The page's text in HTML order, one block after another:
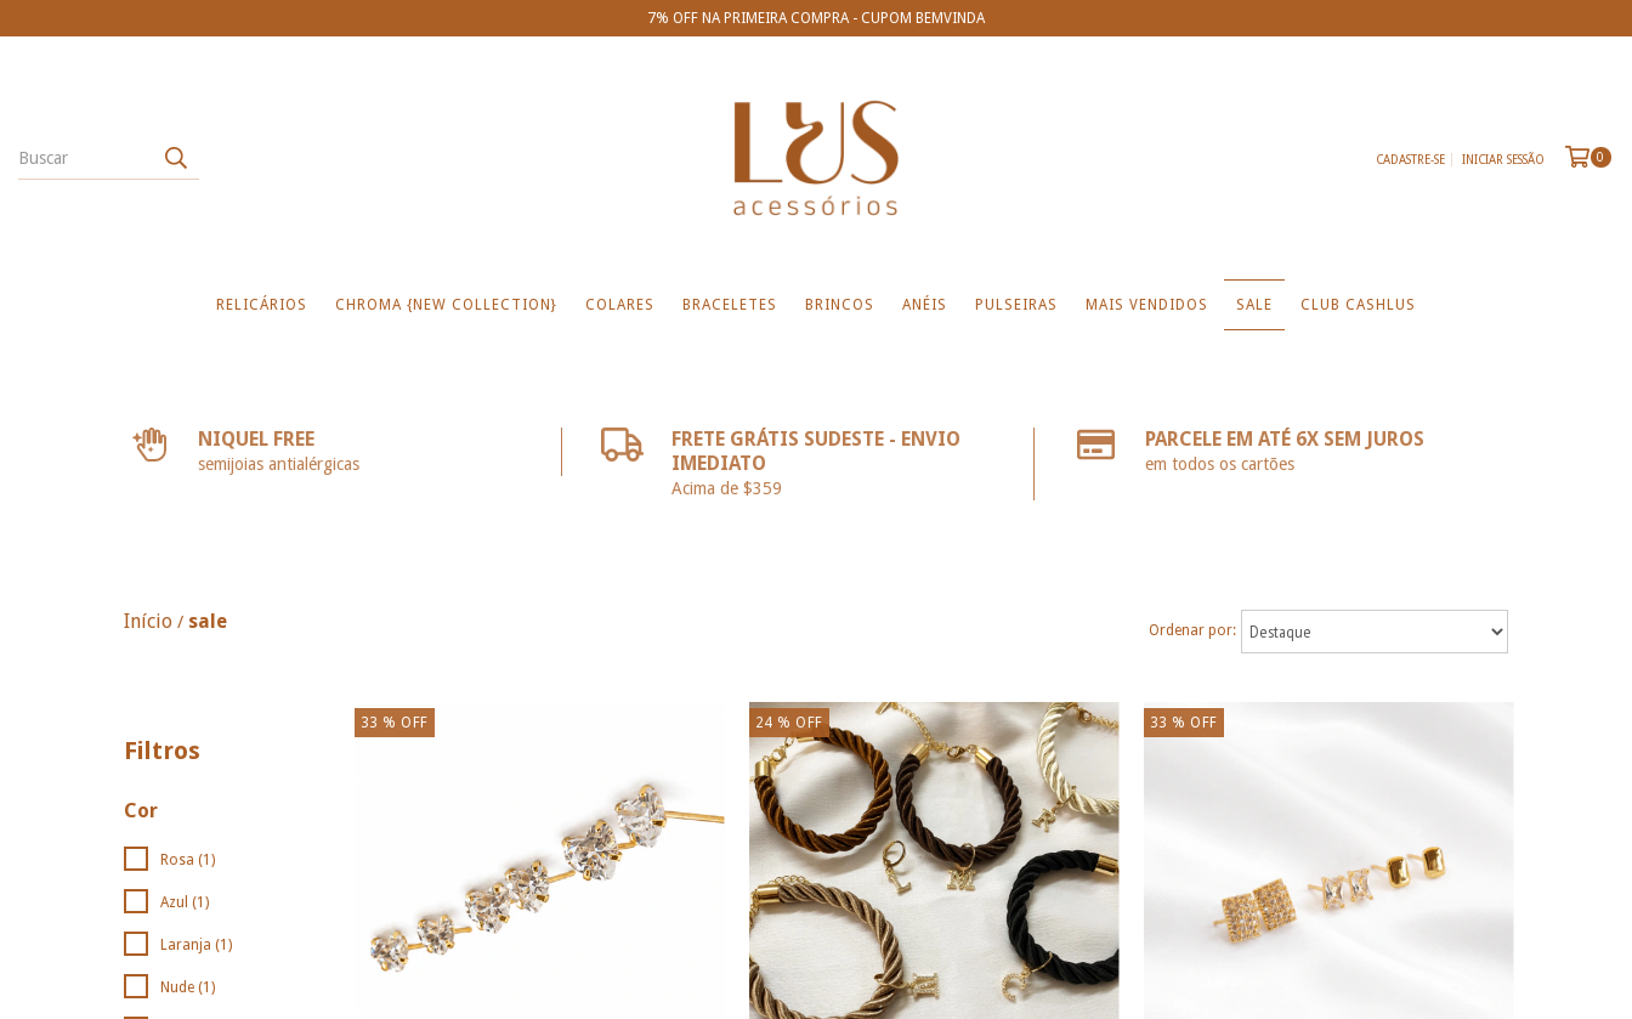
7% OFF NA PRIMEIRA COMPRA - CUPOM BEMVINDA
CADASTRE-SE INICIAR SESSÃO 0
RELICÁRIOS CHROMA {NEW COLLECTION} COLARES BRACELETES BRINCOS ANÉIS PULSEIRAS MAIS VENDIDOS SALE CLUB CASHLUS
NIQUEL FREE
semijoias antialérgicas
FRETE GRÁTIS SUDESTE - ENVIO
IMEDIATO
Acima de $359
PARCELE EM ATÉ 6X SEM JUROS
em todos os cartões
Início / sale Ordenar por:
Filtros
Cor
Rosa (1)
Azul (1)
Laranja (1)
Nude (1)
33 % OFF 24 % OFF 33 % OFF